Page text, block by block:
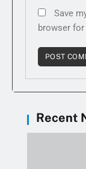
Save
browser
Recent